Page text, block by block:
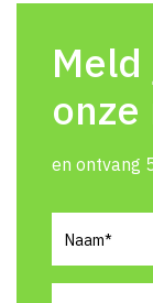
en ontvang